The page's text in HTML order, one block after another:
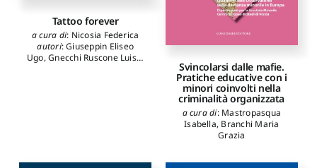
Tattoo forever
a cura di: Nicosia Federica
autori:Giuseppin Eliseo
Ugo,Gnecchi Ruscone Luisa,
Svincolarsi dalle mafie.
Pratiche educative con i
minori coinvolti nella
criminalità organizzata
a cura di: Mastropasqua
Isabella, Branchi Maria
Grazia